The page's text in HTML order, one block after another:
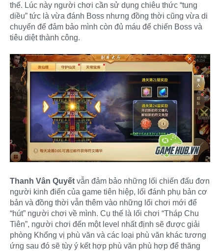
thế. Lúc này người chơi cần sử dụng chiêu thức “tung
diều” tức là vừa đánh Boss nhưng đồng thời cũng vừa di
chuyển để đảm bảo mình còn đủ máu để chiến Boss và
tiêu diệt thành công.
Thanh Vân Quyết vẫn đảm bảo những lối chiến đấu đơn
người kinh điển của game tiên hiệp, lối đánh phụ bản cơ
bản và đồng thời vẫn thêm vào những lối chơi mới để
“hút” người chơi về mình. Cụ thế là lối chơi “Tháp Chu
Tiên”, người chơi đến một level nhất định sẽ được giải
phòng Khổng vị phù văn và các loại phù văn khác tương
ứng sau đó sẽ tùy ý kết hợp phù văn phù hợp để thăng